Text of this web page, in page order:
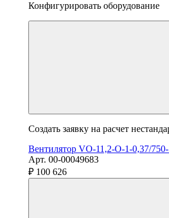
Конфигурировать оборудование
Создать заявку на расчет
Вентилятор VO-11,2-О-1-0,37/
Арт. 00-00049683
₽ 100 626